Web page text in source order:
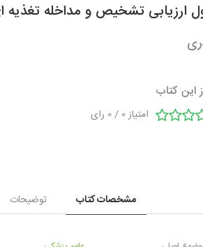
ارزیابی تشخیص و مداخله تغذیه ای کراوس
این کتاب
امتیاز0
/
0 رای
مشخصات کتاب توضیحات